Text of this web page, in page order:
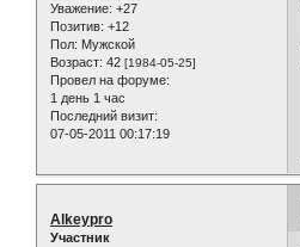
Уважение: +27
Позитив: +12
Пол: Мужской
Возраст: 42 [1984-05-25]
Провел на форуме:
1 день 1 час
Последний визит:
07-05-2011 00:17:19
Alkeypro
Участник